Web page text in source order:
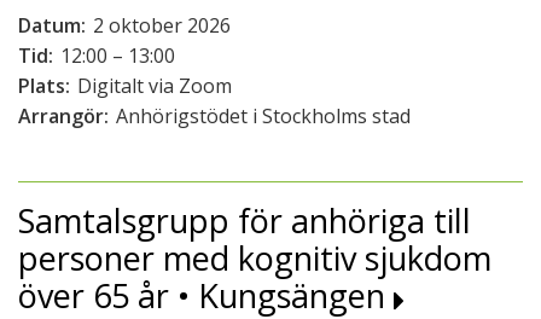
Datum: 2 oktober 2026
Tid: 12:00 – 13:00
Plats: Digitalt via Zoom
Arrangör: Anhörigstödet i Stockholms stad
Samtalsgrupp för anhöriga till
personer med kognitiv sjukdom
över 65 år • Kungsängen